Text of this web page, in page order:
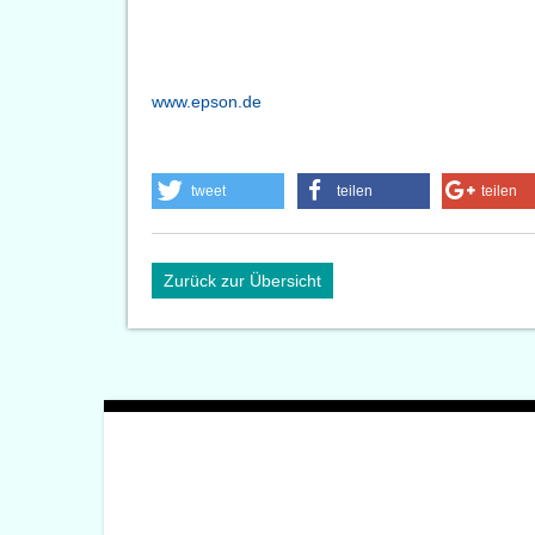
www.epson.de
tweet teilen teilen
Zurück zur Übersicht